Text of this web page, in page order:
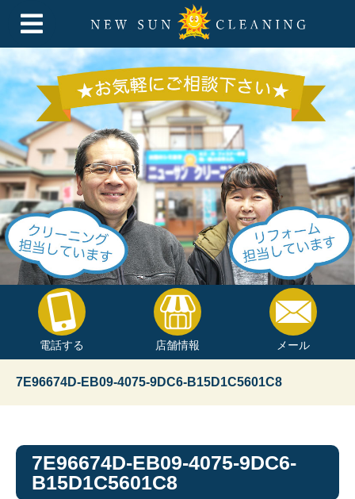
電話する 店舗情報 メール
7E96674D-EB09-4075-9DC6-B15D1C5601C8
7E96674D-EB09-4075-9DC6-
B15D1C5601C8